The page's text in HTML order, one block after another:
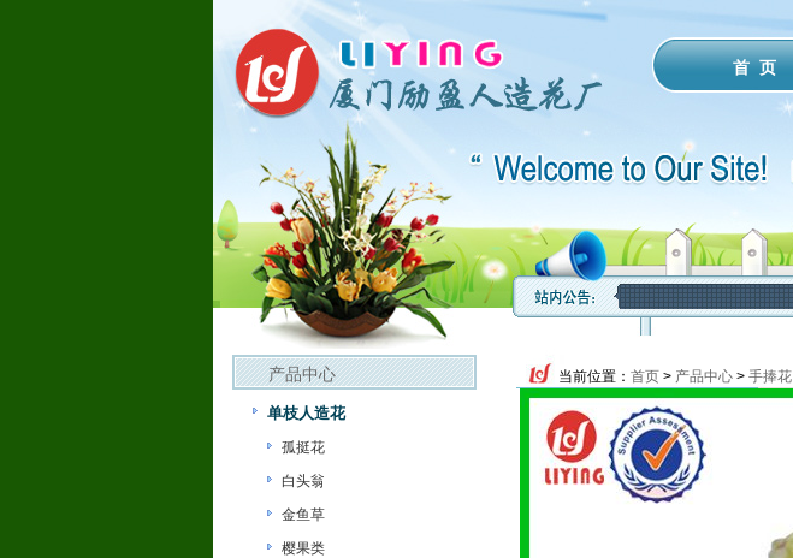
首 页
产品中心
单枝人造花
孤挺花
白头翁
金鱼草
樱果类
当前位置： 首页 > 产品中心 > 手捧花